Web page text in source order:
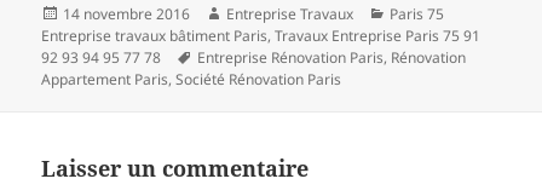
Publié
le
14 novembre 2016 Auteur
Entreprise Travaux Catégories
Paris 75
Entreprise travaux bâtiment Paris,Travaux Entreprise Paris 75 91
92 93 94 95 77 78
Mots-
clés
Entreprise Rénovation Paris, Rénovation
Appartement Paris,Société Rénovation Paris
Laisser un commentaire